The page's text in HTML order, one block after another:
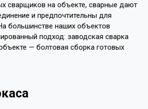
сварщиков на объекте, сварные дают
и предпочтительны для
большинстве наших объектов
подход: заводская сварка
— болтовая сборка готовых